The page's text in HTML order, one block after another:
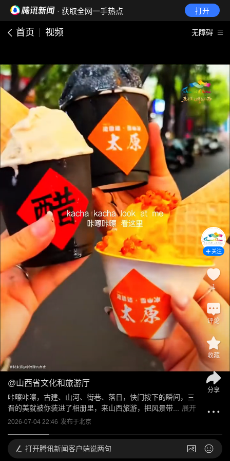
· 获取全网一手热点 打开
首页 视频 无障碍
@山西省文化和旅游厅
咔嚓咔嚓，古建、山河、街巷、落日，快门按下的瞬间，三
晋的美就被你装进了相册里，来山西旅游，把风景带...
展开
2026-07-04 22:46 发布于北京
关注
1
评论
收藏
分享
打开腾讯新闻客户端说两句